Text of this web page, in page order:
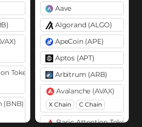
Token (BAT)
(BNB)
Aave
Algorand (ALGO)
ApeCoin (APE)
Aptos (APT)
Arbitrum (ARB)
Avalanche (AVAX)
X Chain C Chain
Basic Attention Token